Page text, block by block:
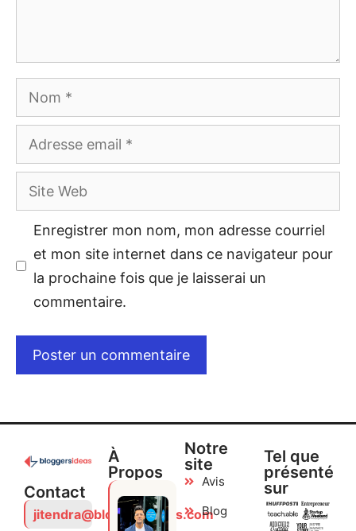
Enregistrer mon nom, mon adresse courriel
et mon site internet dans ce navigateur pour
la prochaine fois que je laisserai un
commentaire.
Contact
jitendra@bloggersideas.com
À
Propos
Notre
site
Avis
Blog
Tel que
présenté
sur